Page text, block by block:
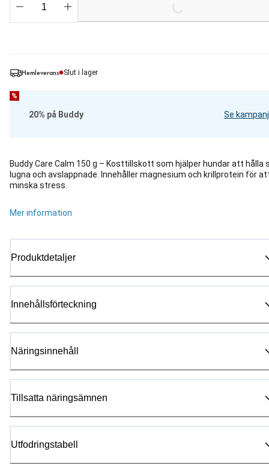
Hemleverans Slut i lager
%
20% på Buddy Se kampanj
Buddy Care Calm 150 g – Kosttillskott som hjälper hundar att hålla
lugna och avslappnade. Innehåller magnesium och krillprotein för
minska stress.
Mer information
Produktdetaljer
Innehållsförteckning
Näringsinnehåll
Tillsatta näringsämnen
Utfodringstabell
Loading...